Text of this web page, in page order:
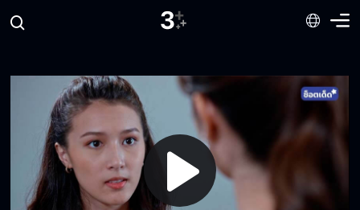
Play
คนเครดิตติดลบอย่างมันจะไปเอาเงินมาจากไหน
ต่อไปนี้เราจะได้สู้กันอย่างเปิดหน้าสักทีนะเพื่อน
รัก